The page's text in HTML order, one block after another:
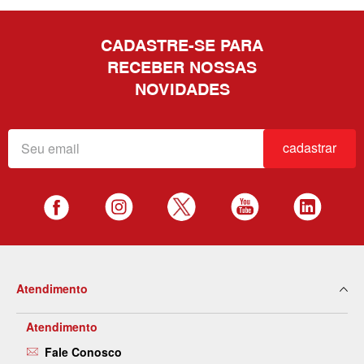
CADASTRE-SE PARA
RECEBER NOSSAS
NOVIDADES
cadastrar
Atendimento
Atendimento
Fale Conosco